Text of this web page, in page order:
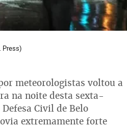
Press)
meteorologistas voltou a
na noite desta sexta-
Civil de Belo
extremamente forte